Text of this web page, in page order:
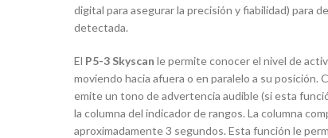
digital para asegurar la precisión y fiabilidad) para
detectada.
El P5-3 Skyscan le permite conocer el nivel de
moviendo hacia afuera o en paralelo a su posición.
emite un tono de advertencia audible (si esta
la columna del indicador de rangos. La columna
aproximadamente 3 segundos. Esta función le